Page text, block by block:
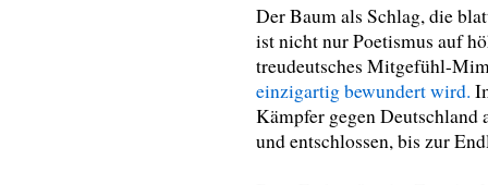
Der Baum als Schlag, die
ist nicht nur Poetismus auf
treudeutsches Mitgefühl-
einzigartig bewundert wird.
Kämpfer gegen
und entschlossen, bis zur